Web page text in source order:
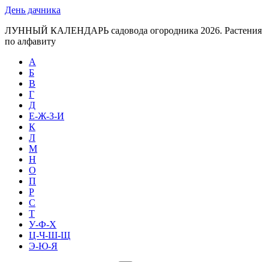
День дачника
ЛУННЫЙ КАЛЕНДАРЬ садовода огородника 2026. Растения
по алфавиту
А
Б
В
Г
Д
Е-Ж-З-И
К
Л
М
Н
О
П
Р
С
Т
У-Ф-Х
Ц-Ч-Ш-Щ
Э-Ю-Я